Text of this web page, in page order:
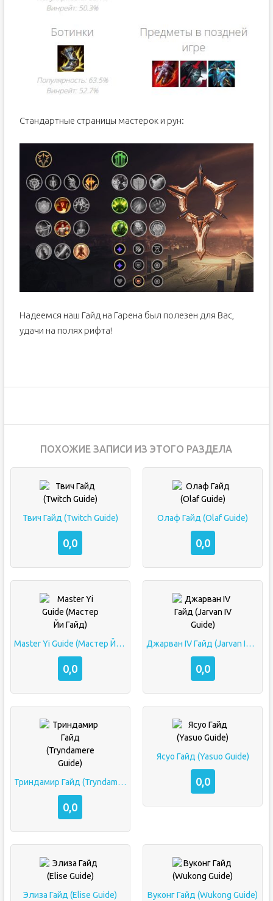
Стандартные страницы мастерок и рун:
Надеемся наш Гайд на Гарена был полезен для Вас,
удачи на полях рифта!
ПОХОЖИЕ ЗАПИСИ ИЗ ЭТОГО РАЗДЕЛА
Твич Гайд (Twitch Guide)
0,0
Олаф Гайд (Olaf Guide)
0,0
Master Yi Guide (Мастер Йи Гайд)
0,0
Джарван IV Гайд (Jarvan IV Guide)
0,0
Триндамир Гайд (Tryndamere Guide)
0,0
Ясуо Гайд (Yasuo Guide)
0,0
Элиза Гайд (Elise Guide) Вуконг Гайд (Wukong Guide)